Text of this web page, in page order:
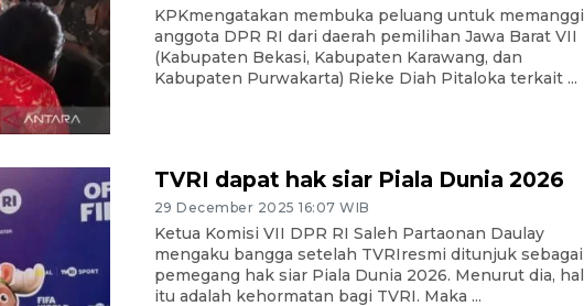
KPKmengatakan membuka peluang untuk memanggil
anggota DPR RI dari daerah pemilihan Jawa Barat VII
(Kabupaten Bekasi, Kabupaten Karawang, dan
Kabupaten Purwakarta) Rieke Diah Pitaloka terkait ...
TVRI dapat hak siar Piala Dunia 2026
29 December 2025 16:07 WIB
Ketua Komisi VII DPR RI Saleh Partaonan Daulay
mengaku bangga setelah TVRIresmi ditunjuk sebagai
pemegang hak siar Piala Dunia 2026. Menurut dia, hal
itu adalah kehormatan bagi TVRI. Maka ...